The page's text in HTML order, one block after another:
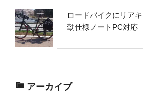
ロードバイクにリア
勤仕様ノートPC対応
アーカイブ